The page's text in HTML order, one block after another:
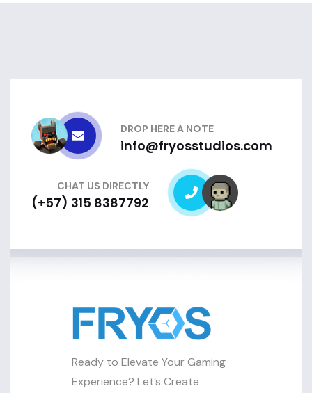
DROP HERE A NOTE
info@fryosstudios.com
CHAT US DIRECTLY
(+57) 315 8387792
Ready to Elevate Your Gaming
Experience? Let’s Create